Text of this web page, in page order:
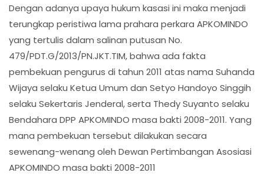
Dengan adanya upaya hukum kasasi ini maka menjadi
terungkap peristiwa lama prahara perkara APKOMINDO
yang tertulis dalam salinan putusan No.
479/PDT.G/2013/PN.JKT.TIM, bahwa ada fakta
pembekuan pengurus di tahun 2011 atas nama Suhanda
Wijaya selaku Ketua Umum dan Setyo Handoyo Singgih
selaku Sekertaris Jenderal, serta Thedy Suyanto selaku
Bendahara DPP APKOMINDO masa bakti 2008-2011. Yang
mana pembekuan tersebut dilakukan secara
sewenang-wenang oleh Dewan Pertimbangan Asosiasi
APKOMINDO masa bakti 2008-2011